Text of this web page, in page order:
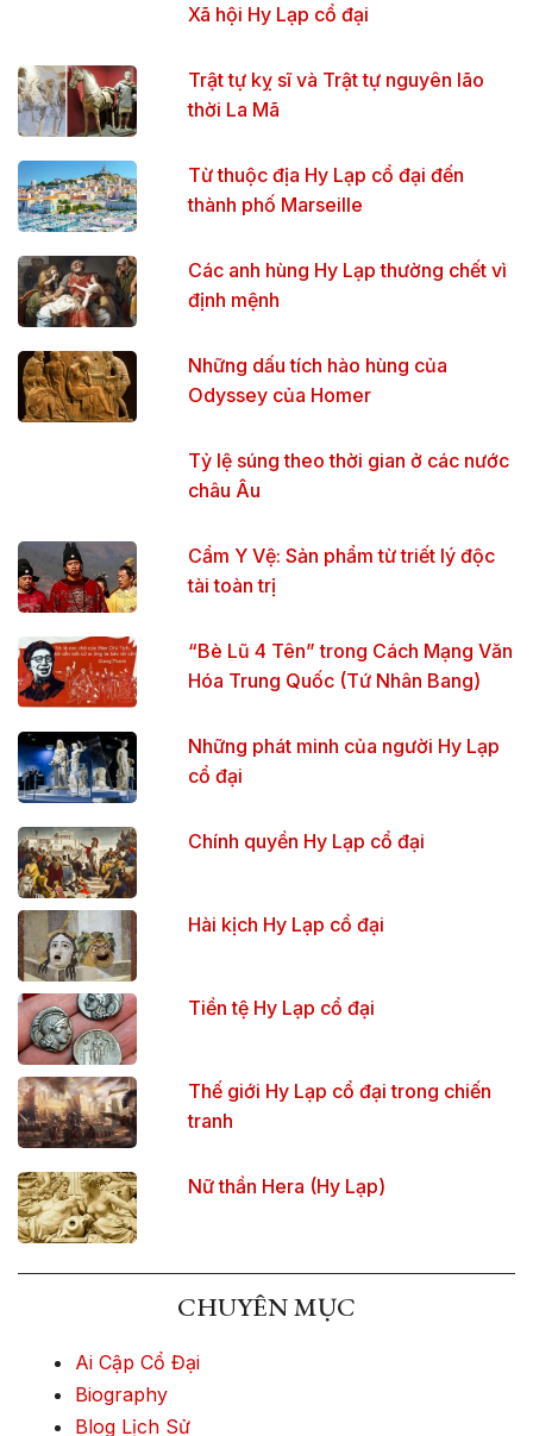
Xã hội Hy Lạp cổ đại
Trật tự kỵ sĩ và Trật tự nguyên lão
thời La Mã
Từ thuộc địa Hy Lạp cổ đại đến
thành phố Marseille
Các anh hùng Hy Lạp thường chết vì
định mệnh
Những dấu tích hào hùng của
Odyssey của Homer
Tỷ lệ súng theo thời gian ở các nước
châu Âu
Cẩm Y Vệ: Sản phẩm từ triết lý độc
tài toàn trị
“Bè Lũ 4 Tên” trong Cách Mạng Văn
Hóa Trung Quốc (Tứ Nhân Bang)
Những phát minh của người Hy Lạp
cổ đại
Chính quyền Hy Lạp cổ đại
Hài kịch Hy Lạp cổ đại
Tiền tệ Hy Lạp cổ đại
Thế giới Hy Lạp cổ đại trong chiến
tranh
Nữ thần Hera (Hy Lạp)
CHUYÊN MỤC
Ai Cập Cổ Đại
Biography
Blog Lịch Sử